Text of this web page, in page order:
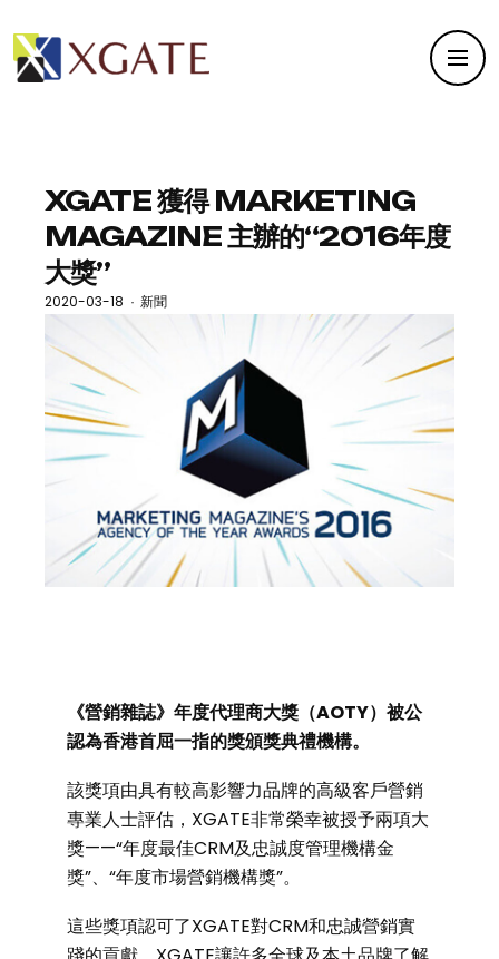
XGATE 獲得 MARKETING
MAGAZINE 主辦的“2016年度
大獎”
2020-03-18 · 新聞
《營銷雜誌》年度代理商大獎（AOTY）被公
認為香港首屈一指的獎頒獎典禮機構。
該獎項由具有較高影響力品牌的高級客戶營銷
專業人士評估，XGATE非常榮幸被授予兩項大
獎——“年度最佳CRM及忠誠度管理機構金
獎”、“年度市場營銷機構獎”。
這些獎項認可了XGATE對CRM和忠誠營銷實